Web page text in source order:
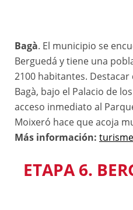
Bagà. El municipio se
Berguedá y tiene una
2100 habitantes.
Bagà, bajo el Palacio de
acceso inmediato al
Moixeró hace que acoja
Más información:
ETAPA 6.